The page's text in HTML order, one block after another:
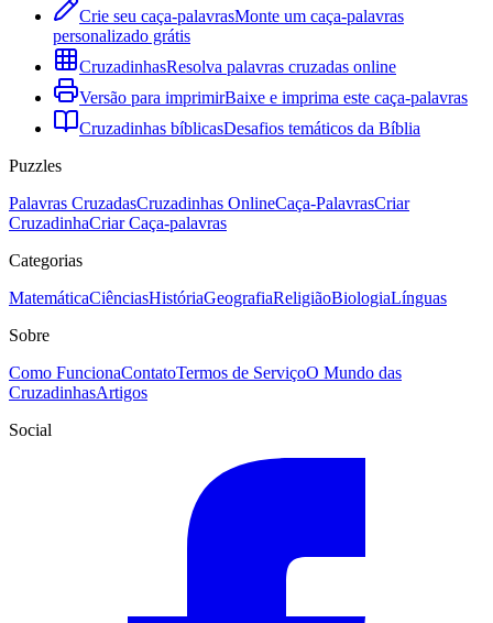
Crie seu caça-palavrasMonte um caça-palavras
personalizado grátis
CruzadinhasResolva palavras cruzadas online
Versão para imprimirBaixe e imprima este caça-palavras
Cruzadinhas bíblicasDesafios temáticos da Bíblia
Puzzles
Palavras CruzadasCruzadinhas OnlineCaça-PalavrasCriar
CruzadinhaCriar Caça-palavras
Categorias
MatemáticaCiênciasHistóriaGeografiaReligiãoBiologiaLínguas
Sobre
Como FuncionaContatoTermos de ServiçoO Mundo das
CruzadinhasArtigos
Social